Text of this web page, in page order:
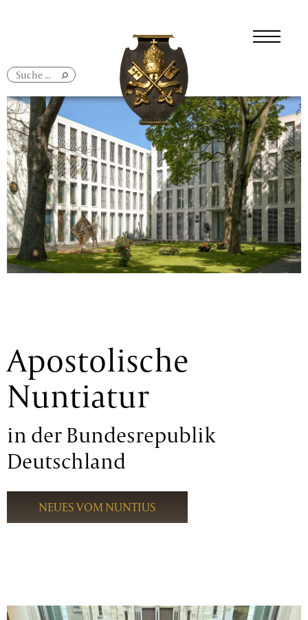
Apostolische
Nuntiatur
in der Bundesrepublik
Deutschland
NEUES VOM NUNTIUS